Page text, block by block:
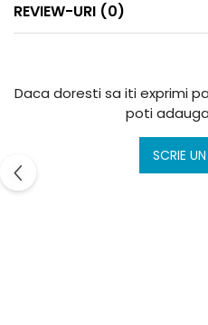
REVIEW-URI (0)
Daca doresti sa iti exprimi
poti
SCRIE